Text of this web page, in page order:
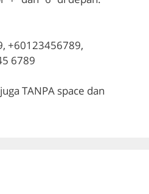
+60123456789,
6789
TANPA space dan